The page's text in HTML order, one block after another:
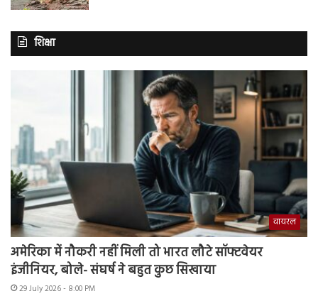
शिक्षा
वायरल
अमेरिका में नौकरी नहीं मिली तो भारत लौटे सॉफ्टवेयर
इंजीनियर, बोले- संघर्ष ने बहुत कुछ सिखाया
29 July 2026 - 8:00 PM